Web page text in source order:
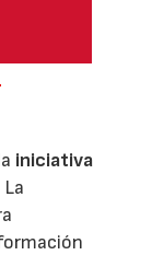
iniciativa